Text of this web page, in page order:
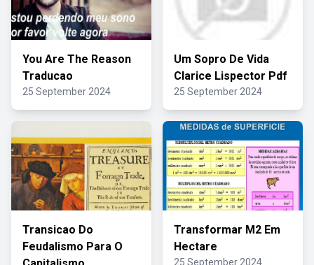
You Are The Reason
Traducao
25 September 2024
Um Sopro De Vida
Clarice Lispector Pdf
25 September 2024
Transicao Do
Feudalismo Para O
Transformar M2 Em
Hectare
25 September 2024